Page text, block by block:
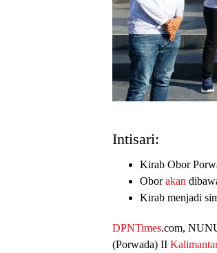
Intisari:
Kirab Obor
Oborakan
Kirab menjadi
DPNTimes.com,
(Porwada) II